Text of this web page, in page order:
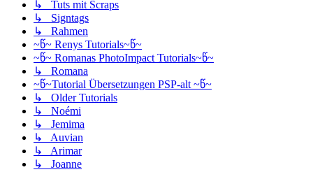
↳ Tuts mit Scraps
↳ Signtags
↳ Rahmen
~წ~ Renys Tutorials~წ~
~წ~ Romanas PhotoImpact Tutorials~წ~
↳ Romana
~წ~Tutorial Übersetzungen PSP-alt ~წ~
↳ Older Tutorials
↳ Noémi
↳ Jemima
↳ Auvian
↳ Arimar
↳ Joanne